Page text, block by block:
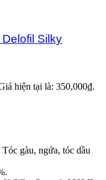
Silky
hiện tại là: 350,000₫.
gàu, ngứa, tóc dầu